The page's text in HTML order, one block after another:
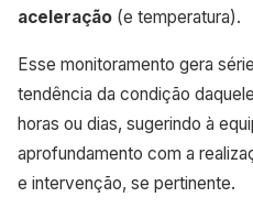
aceleração (e temperatura).
Esse monitoramento gera
tendência da condição
horas ou dias, sugerindo à
aprofundamento com a
e intervenção, se pertinente.